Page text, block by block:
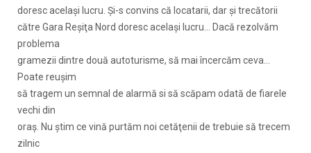
doresc acelaşi lucru. Şi-s convins că locatarii, dar şi trecătorii
către Gara Reşiţa Nord doresc acelaşi lucru… Dacă rezolvăm
problema
gramezii dintre două autoturisme, să mai încercăm ceva…
Poate reuşim
să tragem un semnal de alarmă si să scăpam odată de fiarele
vechi din
oraş. Nu ştim ce vină purtăm noi cetăţenii de trebuie să trecem
zilnic